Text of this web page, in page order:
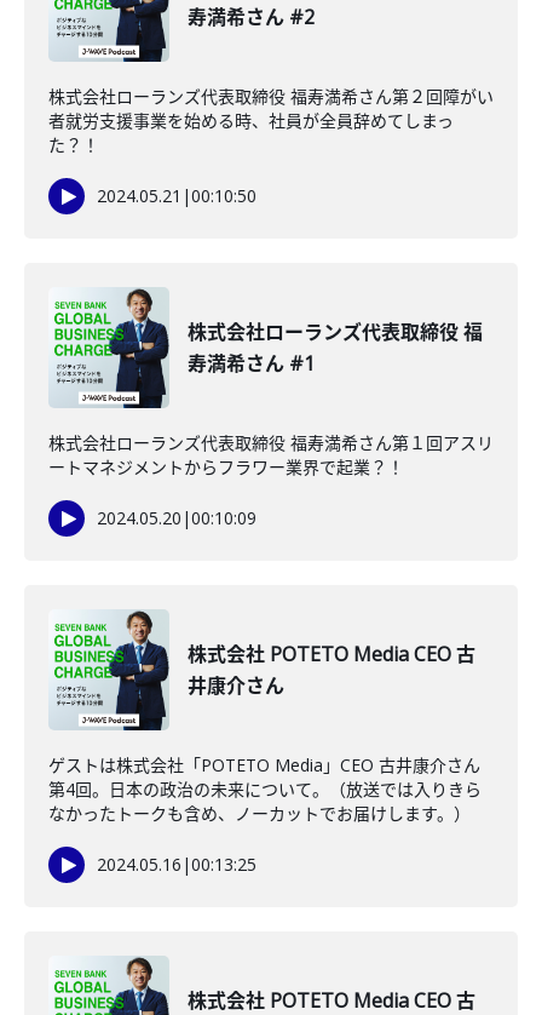
寿満希さん #2
株式会社ローランズ代表取締役 福寿満希さん第２回障がい
者就労支援事業を始める時、社員が全員辞めてしまっ
た？！
2024.05.21 |00:10:50
株式会社ローランズ代表取締役 福
寿満希さん #1
株式会社ローランズ代表取締役 福寿満希さん第１回アスリ
ートマネジメントからフラワー業界で起業？！
2024.05.20 |00:10:09
株式会社 POTETO Media CEO 古
井康介さん
ゲストは株式会社「POTETO Media」CEO 古井康介さん
第4回。日本の政治の未来について。（放送では入りきら
なかったトークも含め、ノーカットでお届けします。）
2024.05.16 |00:13:25
株式会社 POTETO Media CEO 古